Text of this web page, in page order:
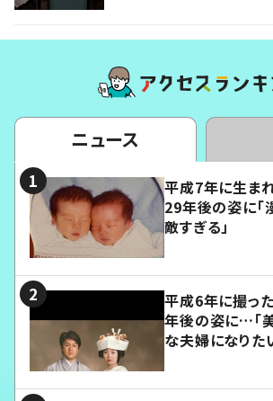
ニュース
平成7年に生ま
29年後の姿に「
敵すぎる」
平成6年に撮っ
年後の姿に…「
な夫婦になりた